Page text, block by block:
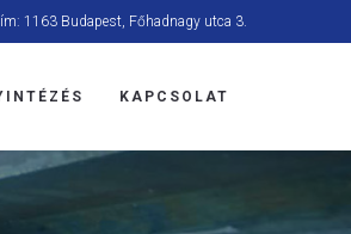
1163 Budapest, Főhadnagy utca 3.
KAPCSOLAT